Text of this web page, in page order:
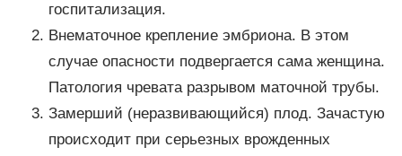
госпитализация.
Внематочное крепление эмбриона. В этом
случае опасности подвергается сама женщина.
Патология чревата разрывом маточной трубы.
Замерший (неразвивающийся) плод. Зачастую
происходит при серьезных врожденных